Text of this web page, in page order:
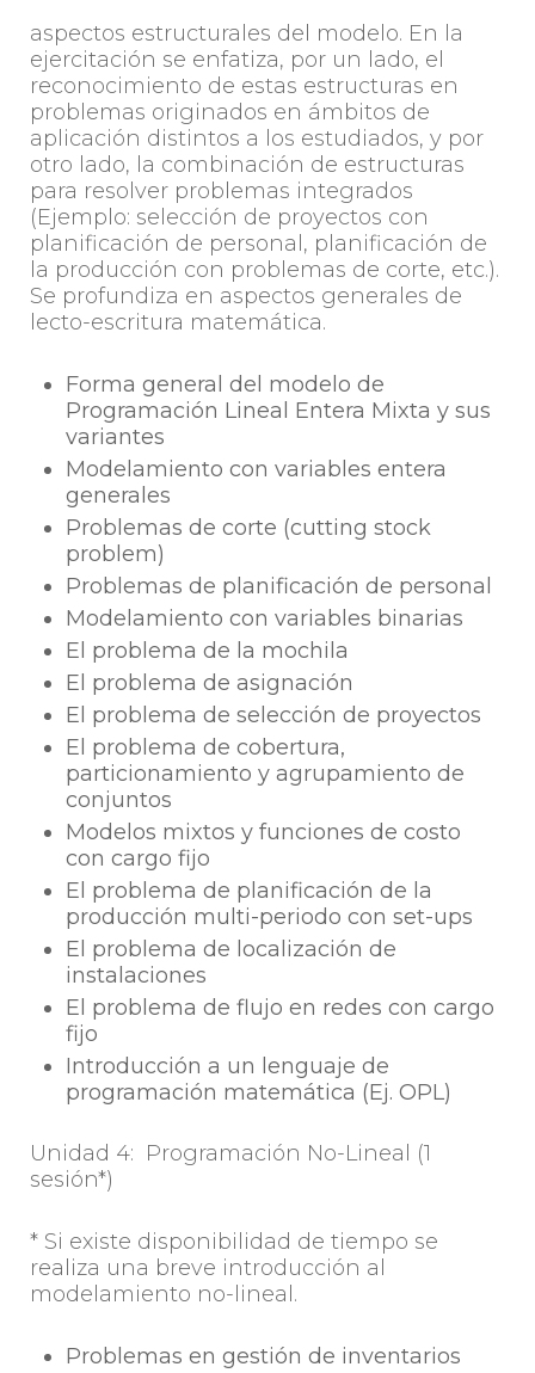
aspectos estructurales del modelo. En la
ejercitación se enfatiza, por un lado, el
reconocimiento de estas estructuras en
problemas originados en ámbitos de
aplicación distintos a los estudiados, y por
otro lado, la combinación de estructuras
para resolver problemas integrados
(Ejemplo: selección de proyectos con
planificación de personal, planificación de
la producción con problemas de corte, etc.).
Se profundiza en aspectos generales de
lecto-escritura matemática.
Forma general del modelo de
Programación Lineal Entera Mixta y sus
variantes
Modelamiento con variables entera
generales
Problemas de corte (cutting stock
problem)
Problemas de planificación de personal
Modelamiento con variables binarias
El problema de la mochila
El problema de asignación
El problema de selección de proyectos
El problema de cobertura,
particionamiento y agrupamiento de
conjuntos
Modelos mixtos y funciones de costo
con cargo fijo
El problema de planificación de la
producción multi-periodo con set-ups
El problema de localización de
instalaciones
El problema de flujo en redes con cargo
fijo
Introducción a un lenguaje de
programación matemática (Ej. OPL)
Unidad 4: Programación No-Lineal (1
sesión*)
* Si existe disponibilidad de tiempo se
realiza una breve introducción al
modelamiento no-lineal.
Problemas en gestión de inventarios